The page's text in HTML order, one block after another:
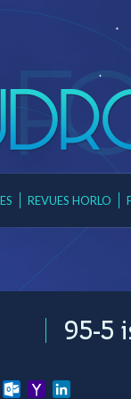
REVUES HORLO
GmailOutlook.com
Yahoo
95-5